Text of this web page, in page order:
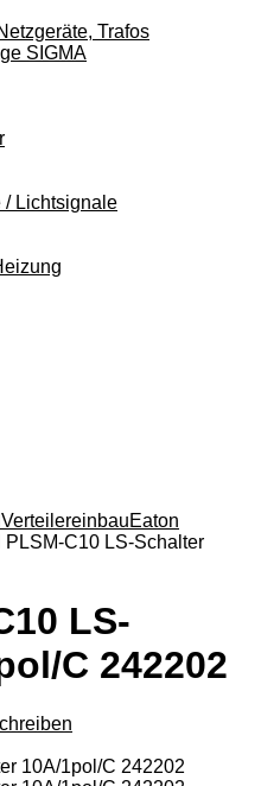
Trafos
SIGMA
/ Lichtsignale
VerteilereinbauEaton
PLSM-C10 LS-Schalter
LS-
C 242202